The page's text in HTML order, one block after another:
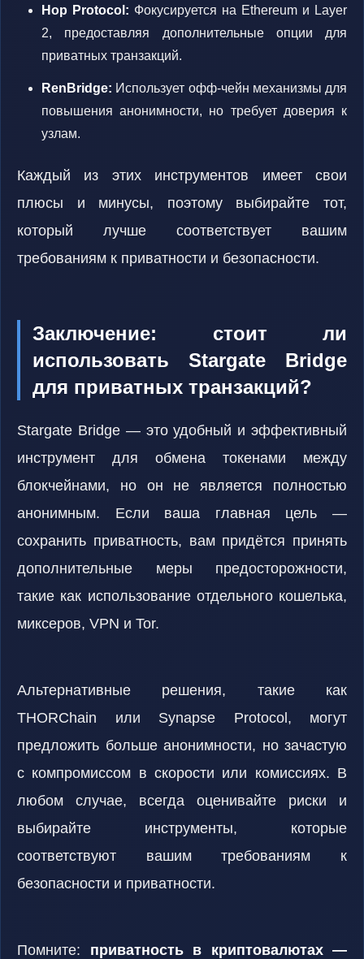
Hop Protocol: Фокусируется на Ethereum и Layer
2, предоставляя дополнительные опции для
приватных транзакций.
RenBridge: Использует офф-чейн механизмы для
повышения анонимности, но требует доверия к
узлам.
Каждый из этих инструментов имеет свои
плюсы и минусы, поэтому выбирайте тот,
который лучше соответствует вашим
требованиям к приватности и безопасности.
Заключение: стоит ли
использовать Stargate Bridge
для приватных транзакций?
Stargate Bridge — это удобный и эффективный
инструмент для обмена токенами между
блокчейнами, но он не является полностью
анонимным. Если ваша главная цель —
сохранить приватность, вам придётся принять
дополнительные меры предосторожности,
такие как использование отдельного кошелька,
миксеров, VPN и Tor.
Альтернативные решения, такие как
THORChain или Synapse Protocol, могут
предложить больше анонимности, но зачастую
с компромиссом в скорости или комиссиях. В
любом случае, всегда оценивайте риски и
выбирайте инструменты, которые
соответствуют вашим требованиям к
безопасности и приватности.
Помните: приватность в криптовалютах —